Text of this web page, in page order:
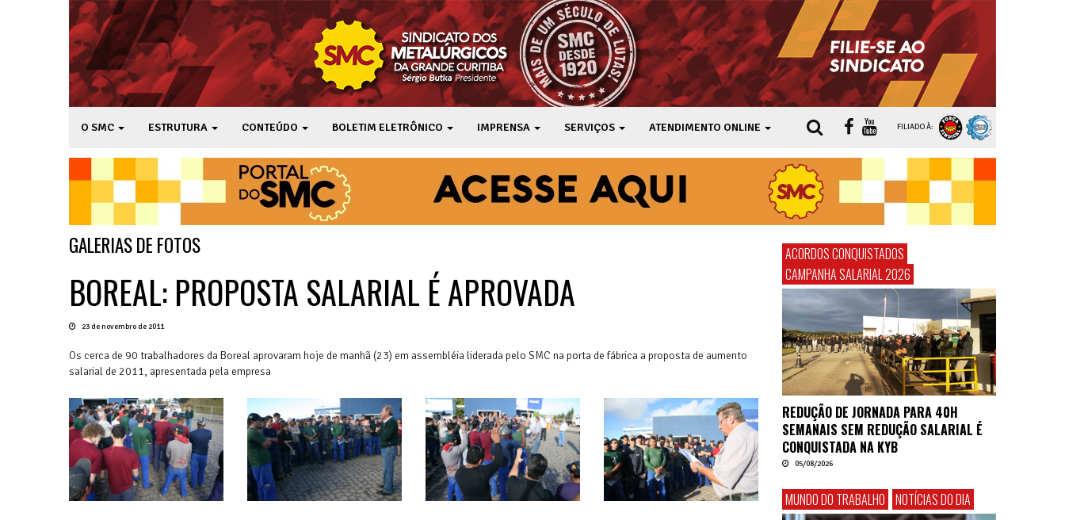
O SMC ESTRUTURA CONTEÚDO BOLETIM ELETRÔNICO IMPRENSA SERVIÇOS ATENDIMENTO ONLINE FILIADO À:
GALERIAS DE FOTOS
BOREAL: PROPOSTA SALARIAL É APROVADA
23 de novembro de 2011
Os cerca de 90 trabalhadores da Boreal aprovaram hoje de manhã (23) em assembléia liderada pelo SMC na porta de fábrica a proposta de aumento
salarial de 2011, apresentada pela empresa
ACORDOS CONQUISTADOS
CAMPANHA SALARIAL 2026
REDUÇÃO DE JORNADA PARA 40H
SEMANAIS SEM REDUÇÃO SALARIAL É
CONQUISTADA NA KYB
05/08/2026
MUNDO DO TRABALHO NOTÍCIAS DO DIA